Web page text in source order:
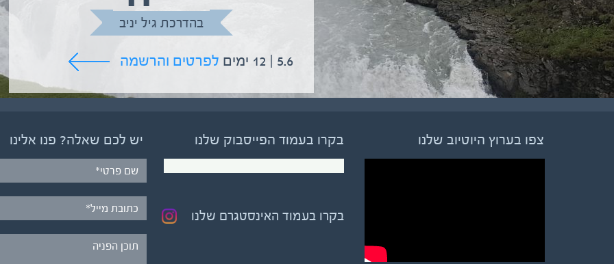
בהדרכת גיל יניב
5.6 | 12 ימים לפרטים והרשמה
צפו בערוץ היוטיוב שלנו בקרו בעמוד הפייסבוק שלנו
בקרו בעמוד האינסטגרם שלנו
יש לכם שאלה? פנו אלינו